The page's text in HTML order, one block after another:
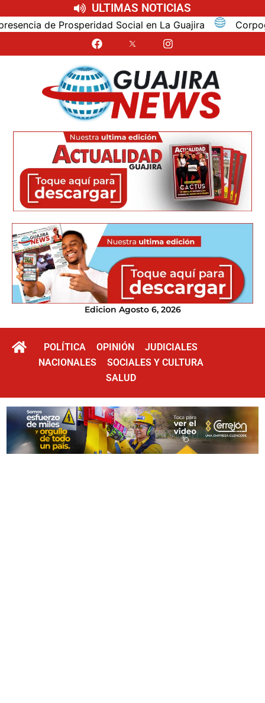
ULTIMAS NOTICIAS
de Prosperidad Social en La Guajira
Edicion Agosto 6, 2026
POLÍTICA OPINIÓN
JUDICIALES
NACIONALES
SOCIALES Y CULTURA
SALUD